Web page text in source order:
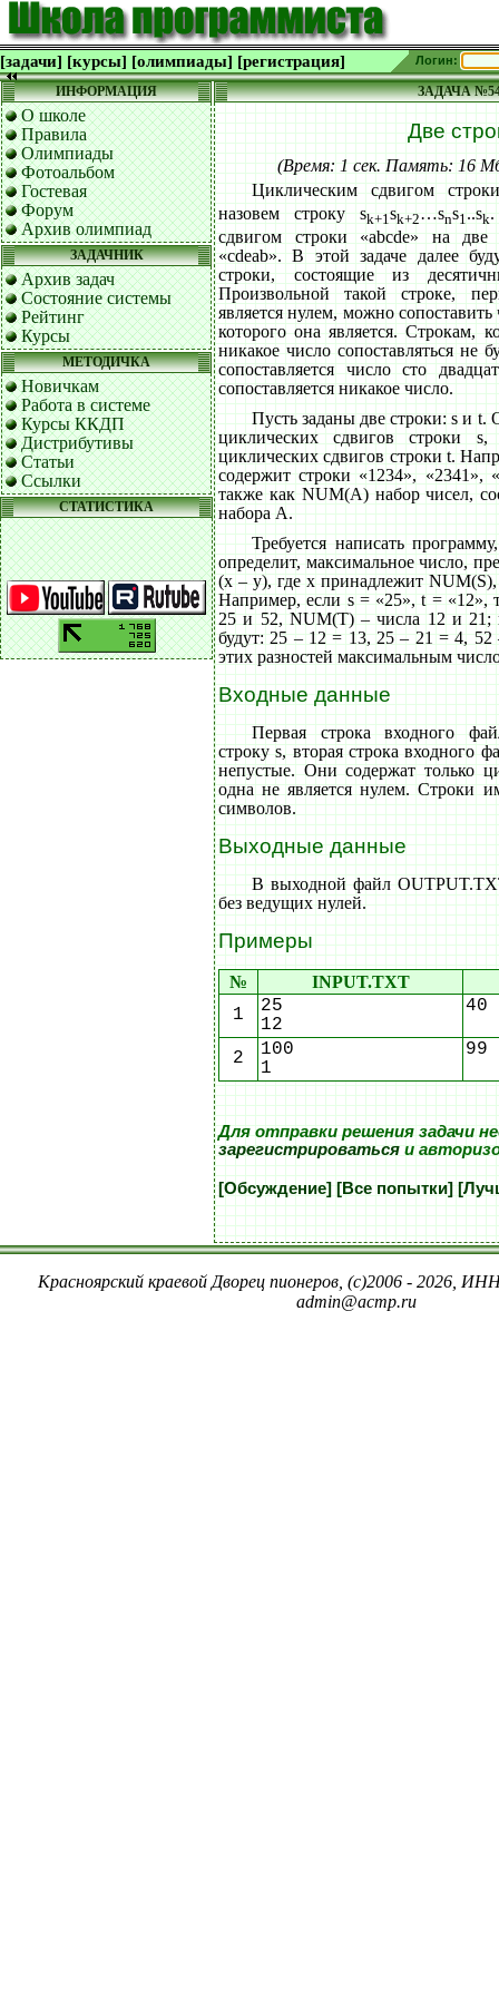
[задачи] [курсы] [олимпиады] [регистрация] Логин:
ИНФОРМАЦИЯ
О школе
Правила
Олимпиады
Фотоальбом
Гостевая
Форум
Архив олимпиад
ЗАДАЧНИК
Архив задач
Состояние системы
Рейтинг
Курсы
МЕТОДИЧКА
Новичкам
Работа в системе
Курсы ККДП
Дистрибутивы
Статьи
Ссылки
СТАТИСТИКА
ЗАДАЧА
Две
(Время: 1 сек. Память: 16
Циклическим сдвигом
назовем строку sk+1sk+2…sns1..sk.
сдвигом строки «abcde» на две
«cdeab». В этой задаче далее
строки, состоящие из
Произвольной такой строке,
является нулем, можно
которого она является. Строкам,
никакое число сопоставляться не
сопоставляется число сто
сопоставляется никакое число.
Пусть заданы две строки: s и t.
циклических сдвигов строки
циклических сдвигов строки t.
содержит строки «1234», «2341»,
также как NUM(A) набор чисел,
набора A.
Требуется написать
определит, максимальное число,
(x – y), где x принадлежит
Например, если s = «25», t = «12»,
25 и 52, NUM(T) – числа 12 и 21;
будут: 25 – 12 = 13, 25 – 21 = 4,
этих разностей максимальным
Входные данные
Первая строка входного
строку s, вторая строка входного
непустые. Они содержат только
одна не является нулем. Строки
символов.
Выходные данные
В выходной файл
без ведущих нулей.
Примеры
№ INPUT.TXT
1
25
12
40
2
100
1
99
Для отправки решения задачи
зарегистрироватьсяи
[Обсуждение] [Все попытки]
Красноярский краевой Дворец пионеров, (c)2006 - 2026,
admin@acmp.ru